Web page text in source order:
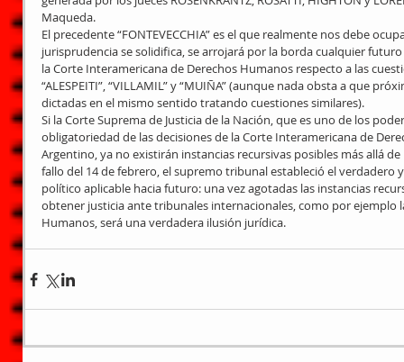
Maqueda.
El precedente “FONTEVECCHIA” es el que realmente nos debe
jurisprudencia se solidifica, se arrojará por la borda cualquier
la Corte Interamericana de Derechos Humanos respecto a las
“ALESPEITI”, “VILLAMIL” y “MUIÑA” (aunque nada obsta a que
dictadas en el mismo sentido tratando cuestiones similares).
Si la Corte Suprema de Justicia de la Nación, que es uno de los
obligatoriedad de las decisiones de la Corte Interamericana de
Argentino, ya no existirán instancias recursivas posibles más allá
fallo del 14 de febrero, el supremo tribunal estableció el verdadero
político aplicable hacia futuro: una vez agotadas las instancias
obtener justicia ante tribunales internacionales, como por ejemplo
Humanos, será una verdadera ilusión jurídica.